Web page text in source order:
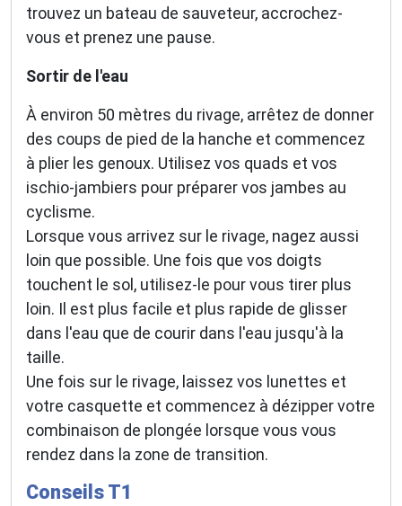
trouvez un bateau de sauveteur, accrochez-
vous et prenez une pause.
Sortir de l'eau
À environ 50 mètres du rivage, arrêtez de donner
des coups de pied de la hanche et commencez
à plier les genoux. Utilisez vos quads et vos
ischio-jambiers pour préparer vos jambes au
cyclisme.
Lorsque vous arrivez sur le rivage, nagez aussi
loin que possible. Une fois que vos doigts
touchent le sol, utilisez-le pour vous tirer plus
loin. Il est plus facile et plus rapide de glisser
dans l'eau que de courir dans l'eau jusqu'à la
taille.
Une fois sur le rivage, laissez vos lunettes et
votre casquette et commencez à dézipper votre
combinaison de plongée lorsque vous vous
rendez dans la zone de transition.
Conseils T1